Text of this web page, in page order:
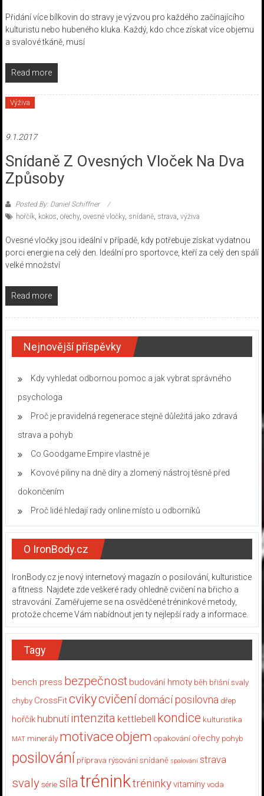
Přidání více bílkovin do stravy je výzvou pro každého začínajícího
kulturistu nebo hubeného kluka. Každý, kdo chce získat více objemu
a svalové tkáně, musí
Read more
Výživa
9.1.2017
Snídaně Z Ovesných Vloček Na Dva
Způsoby
Posted By: Daniel Schiffner
hořčík, kokos, ořechy, ovesné vločky, snídaně, strava, výživa
Ovesné vločky jsou ideální v případě, kdy potřebuje získat vydatnou
porci energie na celý den. Ideální pro sportovce, kteří za celý den spálí
velké množství
Read more
Nejnovější příspěvky
Kdy vyhledat odbornou pomoc a jak vybrat správného
psychologa
Proč je pravidelná regenerace stejně důležitá jako zdravá
strava a pohyb
Co Goodgame Empire vlastně je
Kovové piliny na dně díry a zlomený nástroj těsně před
dokončením
Proč lidé hledají rady online místo u odborníků
O IronBody.cz
IronBody.cz je nový internetový magazín o posilování, kulturistice
a fitness. Najdete zde veškeré rady ohledně cvičení na břicho a
stravování. Zaměřujeme se na osvědčené tréninkové metody,
protože chceme Vám nabídnout jen ty nejlepší rady a informace.
Tagy
bench press bezpečnost budování hmoty běh břišní svaly
chyby CrossFitcvikycvičenídomácí posilovna dřep
hořčík hubnutí intenzita kettlebell kondice kulturistika
MAT minerály motivaceobjem opakování ořechy pohyb
posilování příprava rýsování snídaně spalování strava
svaly série sílatréninktréninkyvitamíny voda